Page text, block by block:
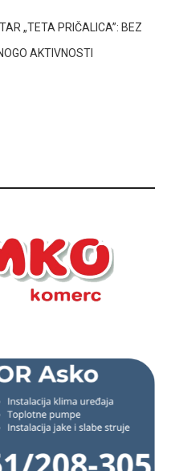
„TETA PRIČALICA”: BEZ
AKTIVNOSTI